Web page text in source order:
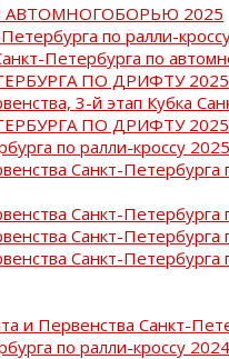
2025
по ралли-
Петербурга по
ПО ДРИФТУ 2025
3-й этап Кубка
ПО ДРИФТУ 2025
по ралли-кроссу 2025
Санкт-
Санкт-
Санкт-
Санкт-Петербурга
и Первенства Санкт-
по ралли-кроссу 2024